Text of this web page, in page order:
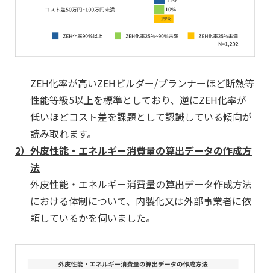
ZEH化率が高いZEHビルダー/プランナーほど断熱等
性能等級5以上を標準としており、逆にZEH化率が
低いほどコスト差を課題として認識している傾向が
読み取れます。
2） 外皮性能・エネルギー消費量の算出データの作成方
法
外皮性能・エネルギー消費量の算出データ作成方法
における体制について、内製化又は外部事業者に依
頼しているかを伺いました。